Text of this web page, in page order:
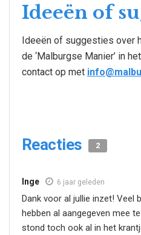
Ideeën of
Ideeën of suggesties over
de ‘Malburgse Manier’ in
contact op met
Reacties 2
Inge 6 jaar geleden
Dank voor al jullie inzet! Veel
hebben al aangegeven mee
stond toch ook al in het